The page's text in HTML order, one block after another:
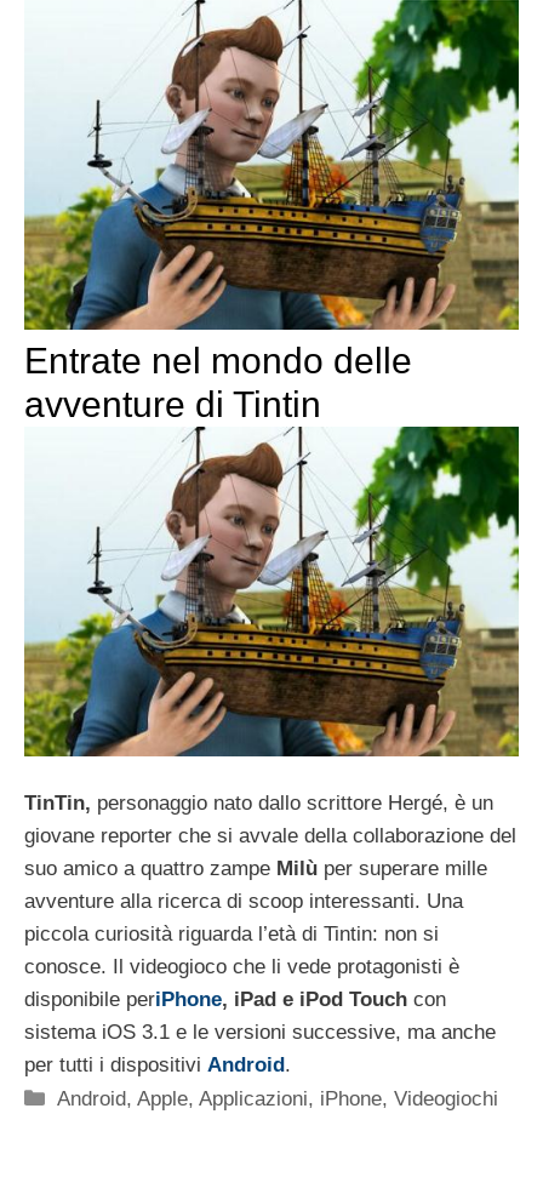
Entrate nel mondo delle
avventure di Tintin
TinTin, personaggio nato dallo scrittore Hergé, è un
giovane reporter che si avvale della collaborazione del
suo amico a quattro zampe Milù per superare mille
avventure alla ricerca di scoop interessanti. Una
piccola curiosità riguarda l’età di Tintin: non si
conosce. Il videogioco che li vede protagonisti è
disponibile periPhone, iPad e iPod Touch con
sistema iOS 3.1 e le versioni successive, ma anche
per tutti i dispositivi Android .
Categorie
Android,Apple,Applicazioni, iPhone,Videogiochi